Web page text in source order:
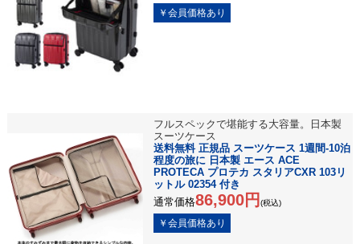
フルスペックで堪能する大容量。日本製
スーツケース
送料無料 正規品 スーツケース 1週間-10泊
程度の旅に 日本製 エース ACE
PROTECA プロテカ スタリアCXR 103リ
ットル 02354 付き
通常価格86,900円 (税込)